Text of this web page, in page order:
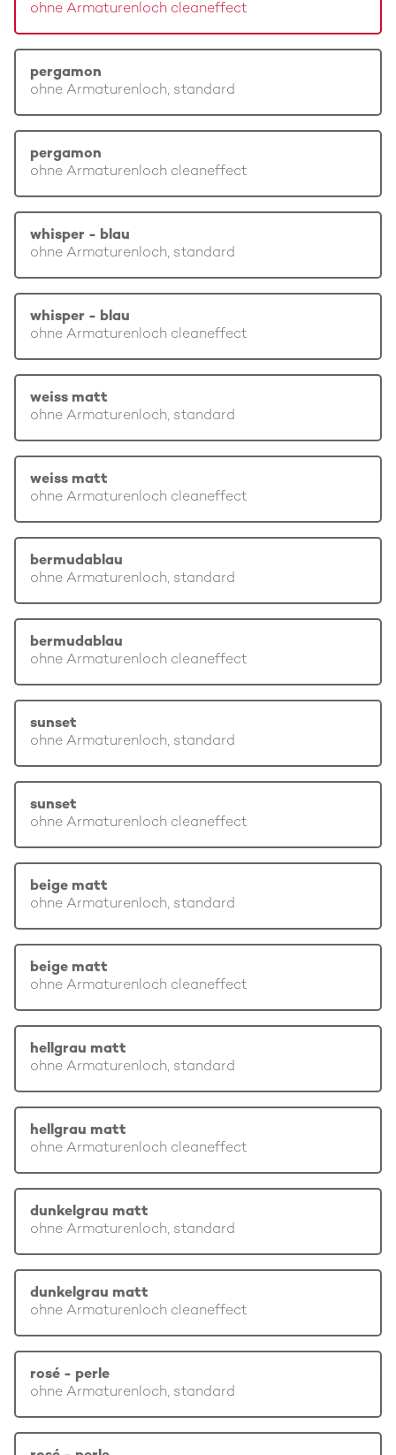
ohne Armaturenloch cleaneffect
pergamon
ohne Armaturenloch, standard
pergamon
ohne Armaturenloch cleaneffect
whisper - blau
ohne Armaturenloch, standard
whisper - blau
ohne Armaturenloch cleaneffect
weiss matt
ohne Armaturenloch, standard
weiss matt
ohne Armaturenloch cleaneffect
bermudablau
ohne Armaturenloch, standard
bermudablau
ohne Armaturenloch cleaneffect
sunset
ohne Armaturenloch, standard
sunset
ohne Armaturenloch cleaneffect
beige matt
ohne Armaturenloch, standard
beige matt
ohne Armaturenloch cleaneffect
hellgrau matt
ohne Armaturenloch, standard
hellgrau matt
ohne Armaturenloch cleaneffect
dunkelgrau matt
ohne Armaturenloch, standard
dunkelgrau matt
ohne Armaturenloch cleaneffect
rosé - perle
ohne Armaturenloch, standard